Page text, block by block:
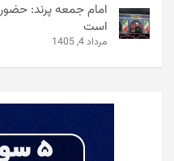
امام جمعه پرند:
است
مرداد 4, 1405